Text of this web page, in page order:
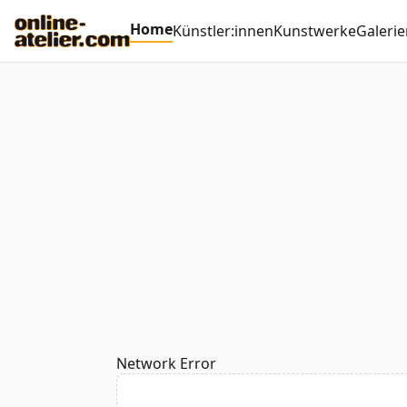
HomeKünstler:innenKunstwerke
Network Error